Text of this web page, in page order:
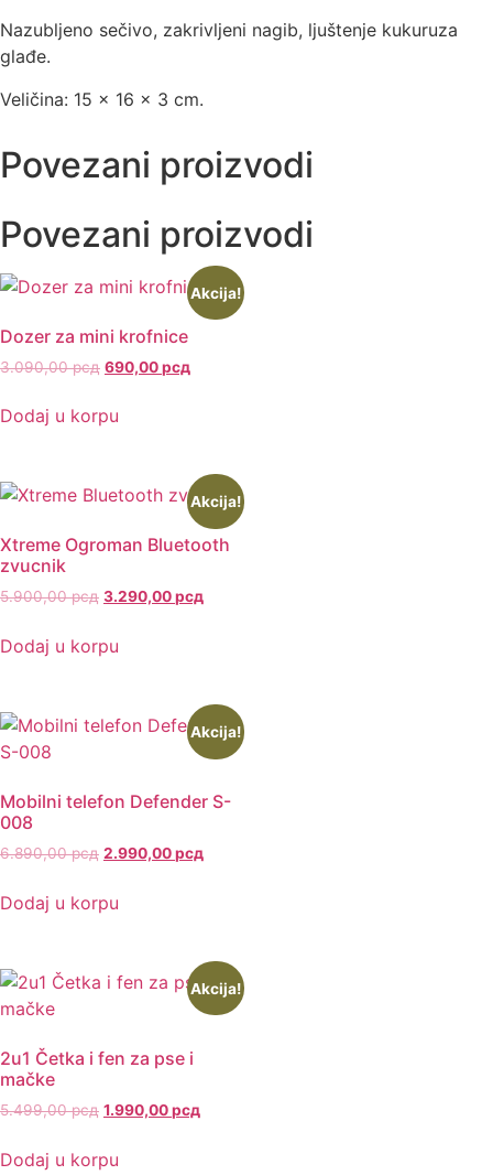
Nazubljeno sečivo, zakrivljeni nagib, ljuštenje kukuruza
glađe.
Veličina: 15 x 16 x 3 cm.
Povezani proizvodi
Povezani proizvodi
Akcija!
Dozer za mini krofnice
3.090,00рсд 690,00рсд
Dodaj u korpu
Akcija!
Xtreme Ogroman Bluetooth
zvucnik
5.900,00рсд 3.290,00рсд
Dodaj u korpu
Akcija!
Mobilni telefon Defender S-
008
6.890,00рсд 2.990,00рсд
Dodaj u korpu
Akcija!
2u1 Četka i fen za pse i
mačke
5.499,00рсд 1.990,00рсд
Dodaj u korpu